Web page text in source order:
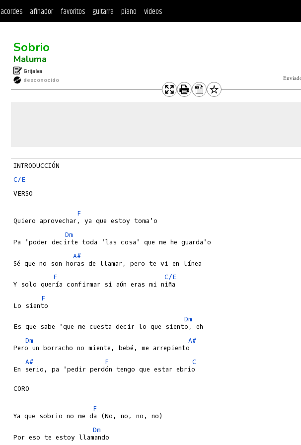
acordes afinador favoritos guitarra piano videos
Sobrio
Maluma
Grijalva
desconocido
C/E
VERSO
F
Dm
A#
F
C/E
F
Dm
Dm
A#
A#
F
C
En serio, pa 'pedir perdón tengo que estar ebrio
CORO
F
Dm